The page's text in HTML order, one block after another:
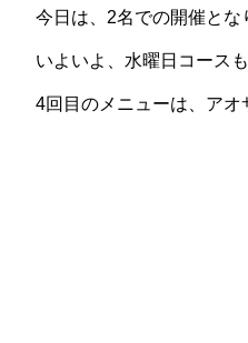
今日は、2名での開催とな
いよいよ、水曜日コース
4回目のメニューは、 アオ